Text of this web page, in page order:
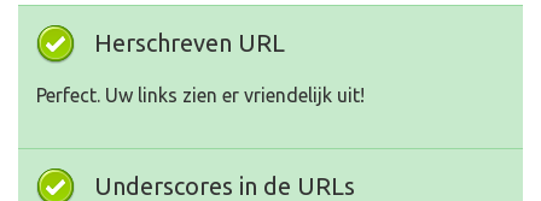
Herschreven URL
Perfect. Uw links zien er vriendelijk uit!
Underscores in de URLs